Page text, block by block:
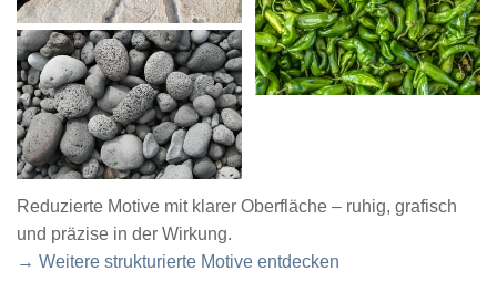
Reduzierte Motive mit klarer Oberfläche – ruhig, grafisch
und präzise in der Wirkung.
→ Weitere strukturierte Motive entdecken